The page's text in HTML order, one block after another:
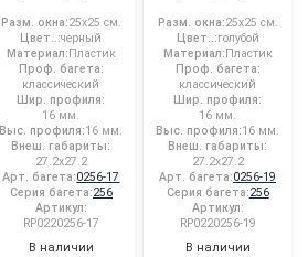
Разм. окна:25x25 см.
Цвет..:черный
Материал: Пластик
Проф. багета:
классический
Шир. профиля:
16 мм.
Выс. профиля:16 мм.
Внеш. габариты:
27.2x27.2
Арт. багета:0256-17
Серия багета:256
Артикул:
RP0220256-17
В наличии
Разм. окна:25x25 см.
Цвет..:голубой
Материал: Пластик
Проф. багета:
классический
Шир. профиля:
16 мм.
Выс. профиля:16 мм.
Внеш. габариты:
27.2x27.2
Арт. багета:0256-19
Серия багета:256
Артикул:
RP0220256-19
В наличии